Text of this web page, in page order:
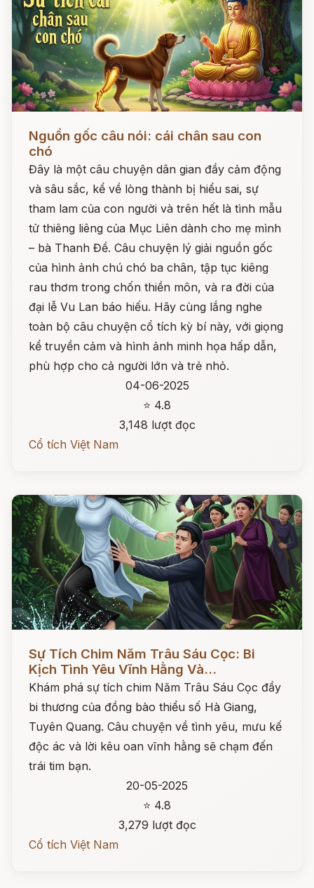
Đọc ngay
Nguồn gốc câu nói: cái chân sau con
chó
Đây là một câu chuyện dân gian đầy cảm động
và sâu sắc, kể về lòng thành bị hiểu sai, sự
tham lam của con người và trên hết là tình mẫu
tử thiêng liêng của Mục Liên dành cho mẹ mình
– bà Thanh Đề. Câu chuyện lý giải nguồn gốc
của hình ảnh chú chó ba chân, tập tục kiêng
rau thơm trong chốn thiền môn, và ra đời của
đại lễ Vu Lan báo hiếu. Hãy cùng lắng nghe
toàn bộ câu chuyện cổ tích kỳ bí này, với giọng
kể truyền cảm và hình ảnh minh họa hấp dẫn,
phù hợp cho cả người lớn và trẻ nhỏ.
04-06-2025
⭐ 4.8
3,148 lượt đọc
Cổ tích Việt Nam
Sự Tích Chim Năm Trâu Sáu Cọc: Bi
Kịch Tình Yêu Vĩnh Hằng Và...
Khám phá sự tích chim Năm Trâu Sáu Cọc đầy
bi thương của đồng bào thiểu số Hà Giang,
Tuyên Quang. Câu chuyện về tình yêu, mưu kế
độc ác và lời kêu oan vĩnh hằng sẽ chạm đến
trái tim bạn.
20-05-2025
⭐ 4.8
3,279 lượt đọc
Cổ tích Việt Nam